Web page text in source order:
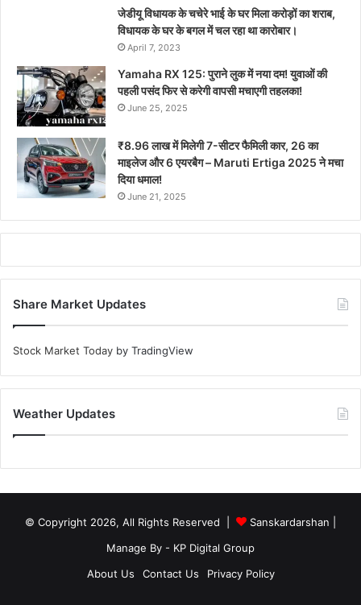
जेडीयू विधायक के चचेरे भाई के घर मिला करोड़ों का शराब,
विधायक के घर के बगल में चल रहा था कारोबार।
April 7, 2023
Yamaha RX 125: पुराने लुक में नया दम! युवाओं की
पहली पसंद फिर से करेगी वापसी मचाएगी तहलका!
June 25, 2025
₹8.96 लाख में मिलेगी 7-सीटर फैमिली कार, 26 का
माइलेज और 6 एयरबैग – Maruti Ertiga 2025 ने मचा
दिया धमाल!
June 21, 2025
Share Market Updates
Stock Market Today by TradingView
Weather Updates
© Copyright 2026, All Rights Reserved | Sanskardarshan
Manage By - KP Digital Group
About Us
Contact Us Privacy Policy